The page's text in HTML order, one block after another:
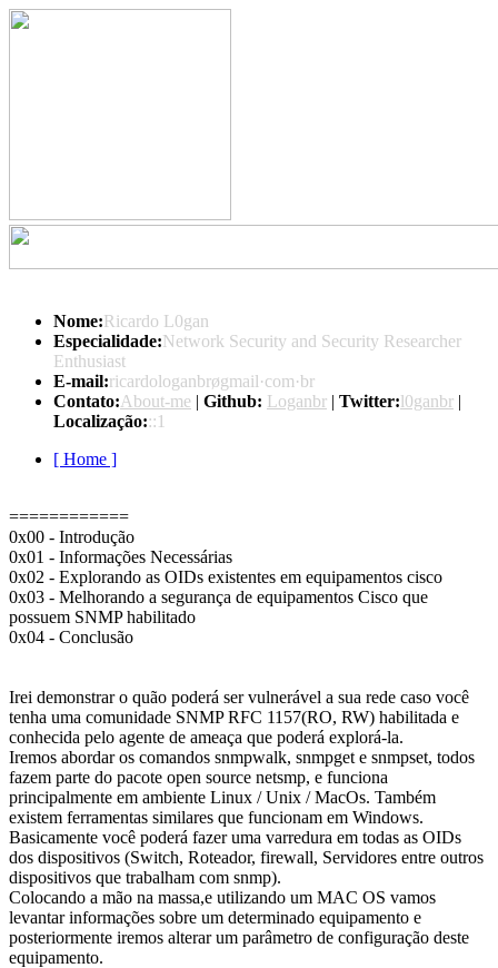
Nome:Ricardo L0gan
Especialidade:Network Security and Security Researcher
Enthusiast
E-mail:ricardologanbrøgmail·com·br
Contato:About-me | Github: Loganbr | Twitter:l0ganbr |
Localização:::1
[ Home ]
============
0x00 - Introdução
0x01 - Informações Necessárias
0x02 - Explorando as OIDs existentes em equipamentos cisco
0x03 - Melhorando a segurança de equipamentos Cisco que
possuem SNMP habilitado
0x04 - Conclusão
Irei demonstrar o quão poderá ser vulnerável a sua rede caso você
tenha uma comunidade SNMP RFC 1157(RO, RW) habilitada e
conhecida pelo agente de ameaça que poderá explorá-la.
Iremos abordar os comandos snmpwalk, snmpget e snmpset, todos
fazem parte do pacote open source netsmp, e funciona
principalmente em ambiente Linux / Unix / MacOs. Também
existem ferramentas similares que funcionam em Windows.
Basicamente você poderá fazer uma varredura em todas as OIDs
dos dispositivos (Switch, Roteador, firewall, Servidores entre outros
dispositivos que trabalham com snmp).
Colocando a mão na massa,e utilizando um MAC OS vamos
levantar informações sobre um determinado equipamento e
posteriormente iremos alterar um parâmetro de configuração deste
equipamento.